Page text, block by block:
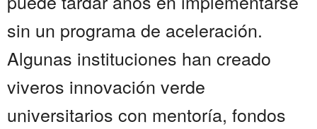
sin un programa de aceleración.
Algunas instituciones han creado
viveros innovación verde
universitarios con mentoría, fondos